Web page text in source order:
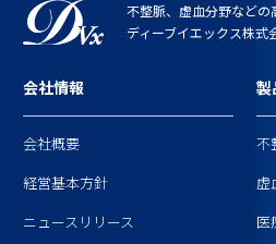
不整脈、虚血分野などの
ディーブイエックス株式
会社情報
会社概要
経営基本方針
ニュースリリース
製
不
虚
医